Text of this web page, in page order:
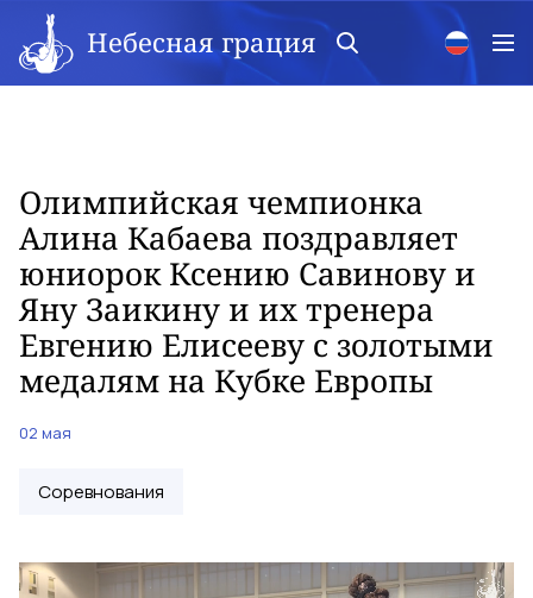
Небесная грация
Олимпийская чемпионка
Алина Кабаева поздравляет
юниорок Ксению Савинову и
Яну Заикину и их тренера
Евгению Елисееву с золотыми
медалям на Кубке Европы
02 мая
Соревнования